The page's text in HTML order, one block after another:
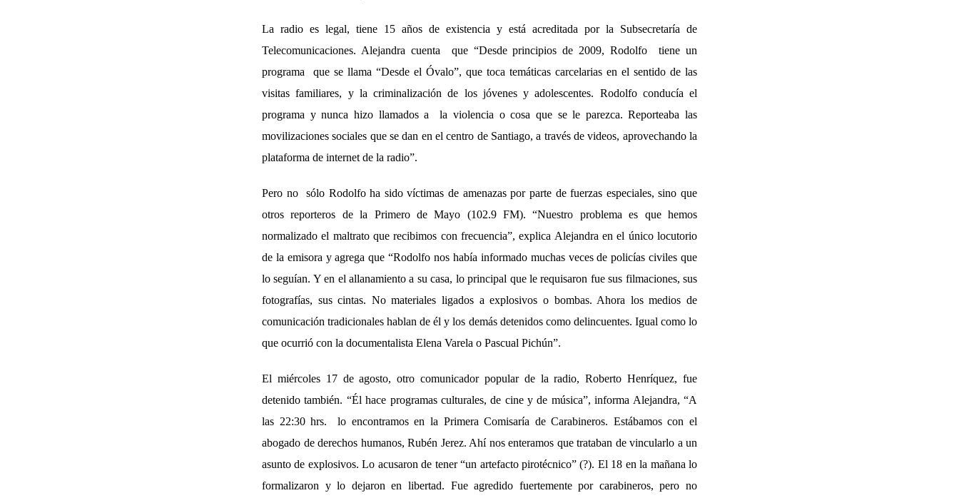
La radio es legal, tiene 15 años de existencia y está acreditada por la Subsecretaría de
Telecomunicaciones. Alejandra cuenta que “Desde principios de 2009, Rodolfo tiene un
programa que se llama “Desde el Óvalo”, que toca temáticas carcelarias en el sentido de las
visitas familiares, y la criminalización de los jóvenes y adolescentes. Rodolfo conducía el
programa y nunca hizo llamados a la violencia o cosa que se le parezca. Reporteaba las
movilizaciones sociales que se dan en el centro de Santiago, a través de videos, aprovechando la
plataforma de internet de la radio”.
Pero no sólo Rodolfo ha sido víctimas de amenazas por parte de fuerzas especiales, sino que
otros reporteros de la Primero de Mayo (102.9 FM). “Nuestro problema es que hemos
normalizado el maltrato que recibimos con frecuencia”, explica Alejandra en el único locutorio
de la emisora y agrega que “Rodolfo nos había informado muchas veces de policías civiles que
lo seguían. Y en el allanamiento a su casa, lo principal que le requisaron fue sus filmaciones, sus
fotografías, sus cintas. No materiales ligados a explosivos o bombas. Ahora los medios de
comunicación tradicionales hablan de él y los demás detenidos como delincuentes. Igual como lo
que ocurrió con la documentalista Elena Varela o Pascual Pichún”.
El miércoles 17 de agosto, otro comunicador popular de la radio, Roberto Henríquez, fue
detenido también. “Él hace programas culturales, de cine y de música”, informa Alejandra, “A
las 22:30 hrs. lo encontramos en la Primera Comisaría de Carabineros. Estábamos con el
abogado de derechos humanos, Rubén Jerez. Ahí nos enteramos que trataban de vincularlo a un
asunto de explosivos. Lo acusaron de tener “un artefacto pirotécnico” (?). El 18 en la mañana lo
formalizaron y lo dejaron en libertad. Fue agredido fuertemente por carabineros, pero no